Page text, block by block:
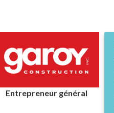
Entrepreneur général